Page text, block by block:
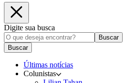
Digite sua busca
Buscar
Buscar
Últimas notícias
Colunistas